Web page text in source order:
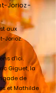
Jorioz -
aux
Jorioz.
d'ici.
Giguet, la
de
et Mathilde